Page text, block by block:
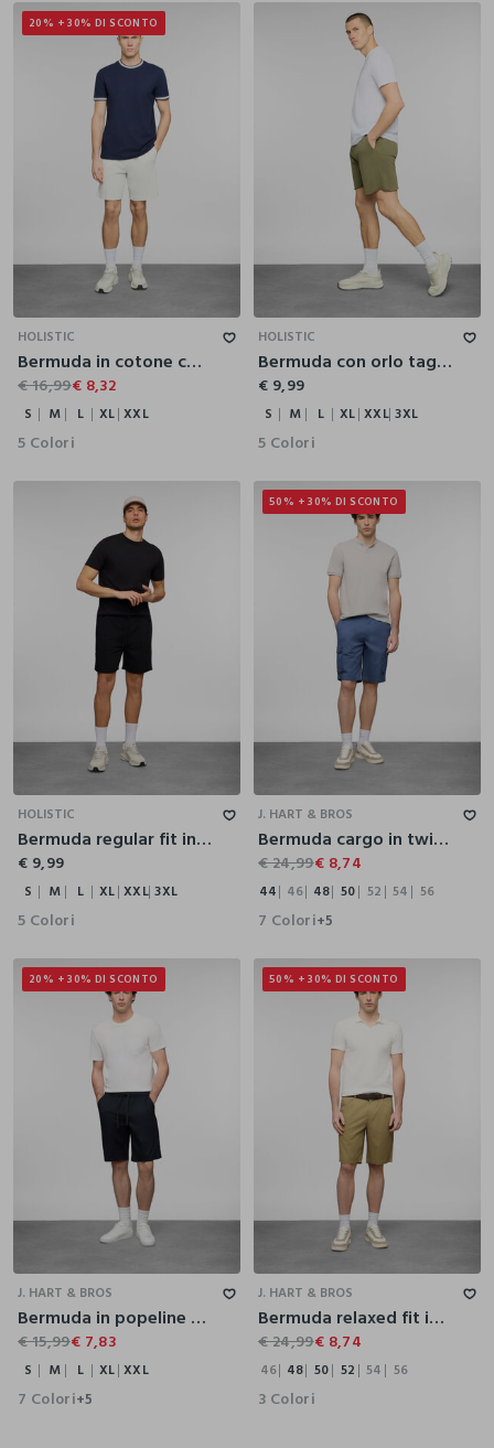
20% + 30% DI SCONTO
XL
HOLISTIC
Bermuda in cotone con crête uomo
€ 16,99€ 8,32
S M L XL XXL
5 Colori
HOLISTIC
Bermuda con orlo tagliato a vivo uomo
€ 9,99
S M L XL XXL 3XL
5 Colori
XL
HOLISTIC
Bermuda regular fit in misto cotone uomo
€ 9,99
S M L XL XXL 3XL
5 Colori
50% + 30% DI SCONTO
50
J. HART & BROS
Bermuda cargo in twill di cotone uomo
€ 24,99€ 8,74
44 46 48 50 52 54 56
7 Colori+5
20% + 30% DI SCONTO
J. HART & BROS
Bermuda in popeline di cotone uomo
€ 15,99€ 7,83
S M L XL XXL
7 Colori+5
50% + 30% DI SCONTO
52 54
J. HART & BROS
Bermuda relaxed fit in puro cotone uomo
€ 24,99€ 8,74
46 48 50 52 54 56
3 Colori